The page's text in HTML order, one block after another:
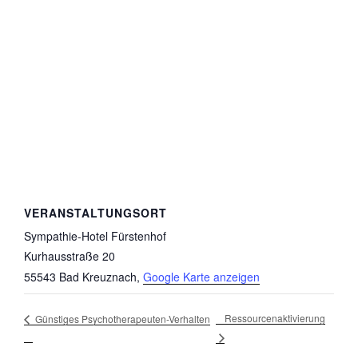
VERANSTALTUNGSORT
Sympathie-Hotel Fürstenhof
Kurhausstraße 20
55543 Bad Kreuznach, Google Karte anzeigen
Günstiges Psychotherapeuten-Verhalten Ressourcenaktivierung